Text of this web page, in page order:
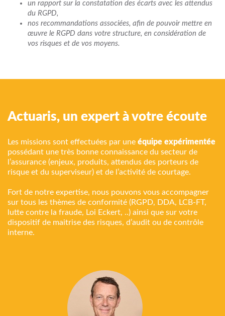
un rapport sur la constatation des écarts avec les attendus
du RGPD,
nos recommandations associées, afin de pouvoir mettre en
œuvre le RGPD dans votre structure, en considération de
vos risques et de vos moyens.
Actuaris, un expert à votre écoute
Les missions sont effectuées par une équipe expérimentée
possédant une très bonne connaissance du secteur de
l’assurance (enjeux, produits, attendus des porteurs de
risque et du superviseur) et de l’activité de courtage.
Fort de notre expertise, nous pouvons vous accompagner
sur tous les thèmes de conformité (RGPD, DDA, LCB-FT,
lutte contre la fraude, Loi Eckert, ..) ainsi que sur votre
dispositif de maitrise des risques, d’audit ou de contrôle
interne.